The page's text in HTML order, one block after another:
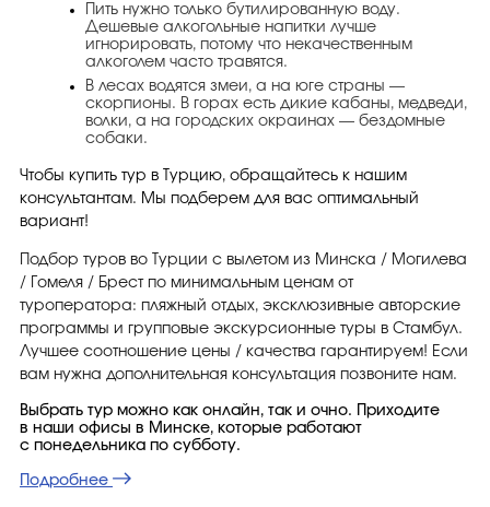
Пить нужно только бутилированную воду.
Дешевые алкогольные напитки лучше
игнорировать, потому что некачественным
алкоголем часто травятся.
В лесах водятся змеи, а на юге страны —
скорпионы. В горах есть дикие кабаны, медведи,
волки, а на городских окраинах — бездомные
собаки.
Чтобы купить тур в Турцию, обращайтесь к нашим
консультантам. Мы подберем для вас оптимальный
вариант!
Подбор туров во Турции с вылетом из Минска / Могилева
/ Гомеля / Брест по минимальным ценам от
туроператора: пляжный отдых, эксклюзивные авторские
программы и групповые экскурсионные туры в Стамбул.
Лучшее соотношение цены / качества гарантируем! Если
вам нужна дополнительная консультация позвоните нам.
Выбрать тур можно как онлайн, так и очно. Приходите
в наши офисы в Минске, которые работают
с понедельника по субботу.
Подробнее